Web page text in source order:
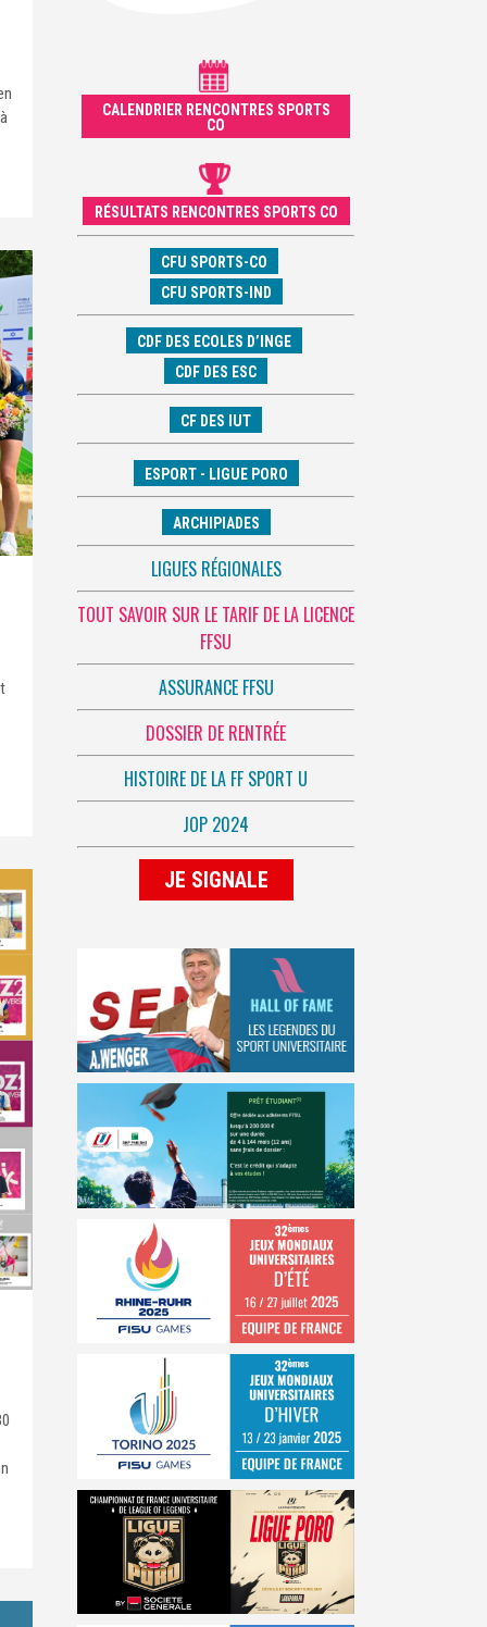
CALENDRIER RENCONTRES SPORTS
CO
RÉSULTATS RENCONTRES SPORTS CO
CFU SPORTS-CO
CFU SPORTS-IND
CDF DES ECOLES D’INGE
CDF DES ESC
CF DES IUT
ESPORT - LIGUE PORO
ARCHIPIADES
LIGUES RÉGIONALES
TOUT SAVOIR SUR LE TARIF DE LA LICENCE
FFSU
ASSURANCE FFSU
DOSSIER DE RENTRÉE
HISTOIRE DE LA FF SPORT U
JOP 2024
JE SIGNALE